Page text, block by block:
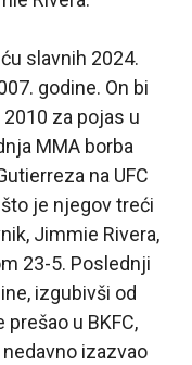
slavnih 2024.
godine. On bi
2010 za pojas u
MMA borba
na UFC
je njegov treći
Jimmie Rivera,
23-5. Poslednji
izgubivši od
u BKFC,
izazvao